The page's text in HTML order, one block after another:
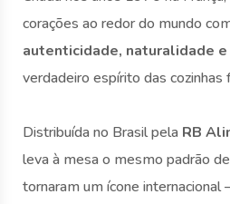
corações ao redor do mundo
autenticidade, naturalidade
verdadeiro espírito das cozinhas
Distribuída no Brasil pela RB
leva à mesa o mesmo padrão
tornaram um ícone